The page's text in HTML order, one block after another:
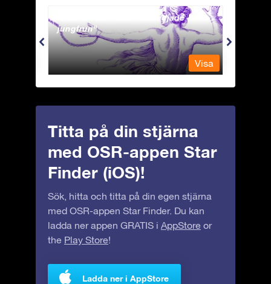
Andromeda - Den fastkedjade
jungfrun
Visa
Titta på din stjärna
med OSR-appen Star
Finder (iOS)!
Sök, hitta och titta på din egen stjärna
med OSR-appen Star Finder. Du kan
ladda ner appen GRATIS i AppStore or
the Play Store!
Ladda ner i AppStore